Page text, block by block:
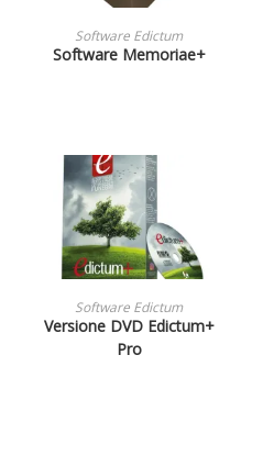
LEGGI TUTTO
Software Edictum
Software Memoriae+
LEGGI TUTTO
Software Edictum
Versione DVD Edictum+
Pro